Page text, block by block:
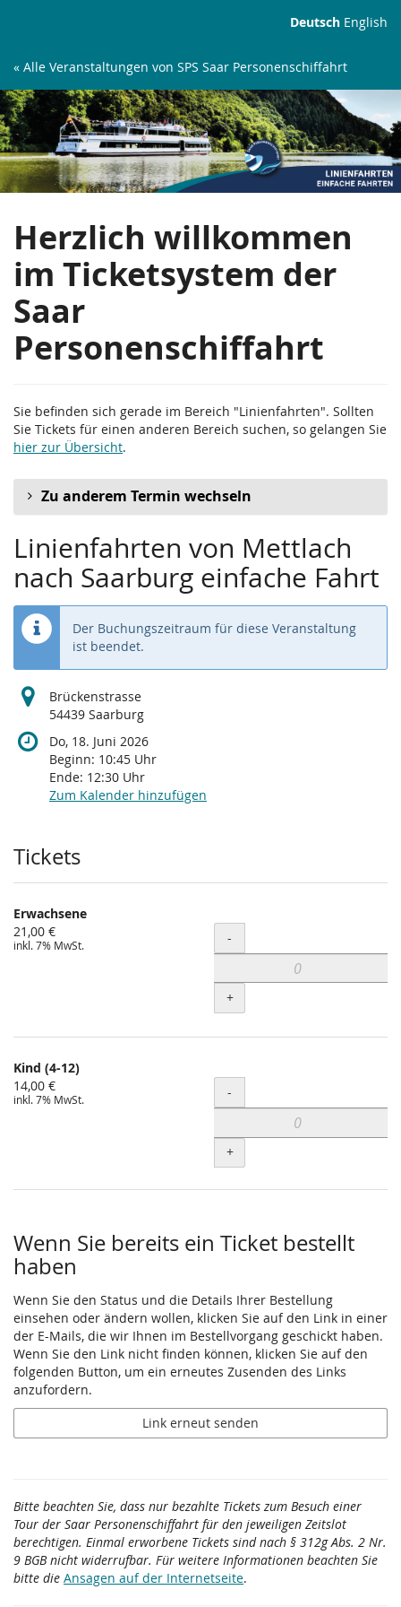
springen
Deutsch English
« Alle Veranstaltungen von SPS Saar Personenschiffahrt
Linienfahrten
Herzlich willkommen
im Ticketsystem der
Saar
Personenschiffahrt
Sie befinden sich gerade im Bereich "Linienfahrten". Sollten
Sie Tickets für einen anderen Bereich suchen, so gelangen Sie
hier zur Übersicht.
Zu anderem Termin wechseln
Linienfahrten von Mettlach
nach Saarburg einfache Fahrt
Der Buchungszeitraum für diese Veranstaltung
ist beendet.
Brückenstrasse
54439 Saarburg
Do, 18. Juni 2026
Beginn: 10:45 Uhr
Ende: 12:30 Uhr
Zum Kalender hinzufügen
Produkte
Tickets
Erwachsene
21,00 €
inkl. 7% MwSt. Menge
-
+
Kind (4-12)
14,00 €
inkl. 7% MwSt. Menge
-
+
Wenn Sie bereits ein Ticket bestellt
haben
Wenn Sie den Status und die Details Ihrer Bestellung
einsehen oder ändern wollen, klicken Sie auf den Link in einer
der E-Mails, die wir Ihnen im Bestellvorgang geschickt haben.
Wenn Sie den Link nicht finden können, klicken Sie auf den
folgenden Button, um ein erneutes Zusenden des Links
anzufordern.
Link erneut senden
Bitte beachten Sie, dass nur bezahlte Tickets zum Besuch einer
Tour der Saar Personenschiffahrt für den jeweiligen Zeitslot
berechtigen. Einmal erworbene Tickets sind nach § 312g Abs. 2 Nr.
9 BGB nicht widerrufbar. Für weitere Informationen beachten Sie
bitte die Ansagen auf der Internetseite.